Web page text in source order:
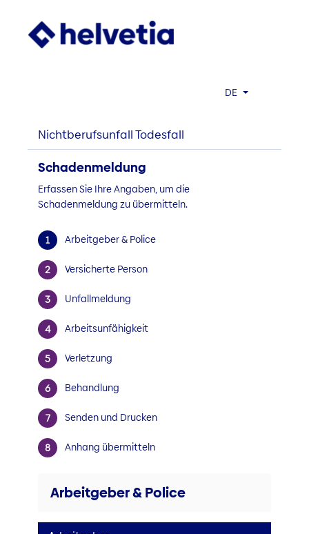
DE
Nichtberufsunfall Todesfall
Schadenmeldung
Erfassen Sie Ihre Angaben, um die
Schadenmeldung zu übermitteln.
Arbeitgeber & Police
Versicherte Person
Unfallmeldung
Arbeitsunfähigkeit
Verletzung
Behandlung
Senden und Drucken
Anhang übermitteln
Arbeitgeber & Police